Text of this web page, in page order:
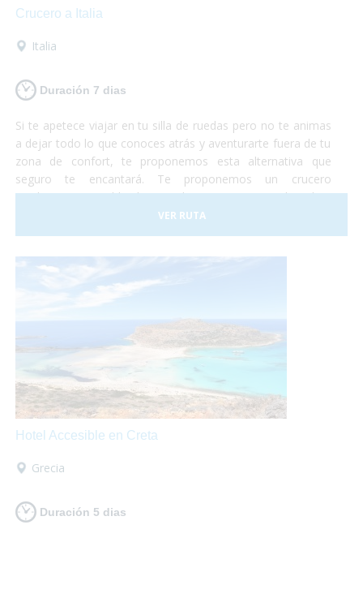
Crucero a Italia
Italia
Duración 7 dias
Si te apetece viajar en tu silla de ruedas pero no te animas
a dejar todo lo que conoces atrás y aventurarte fuera de tu
zona de confort, te proponemos esta alternativa que
seguro te encantará. Te proponemos un crucero
totalmente accesible de Barcelona a Roma en el cual te
embarcarás con tu propio vehículo para luego poder
conocer roma y los alrededores según te apetezca.
VER RUTA
Hotel Accesible en Creta
Grecia
Duración 5 dias